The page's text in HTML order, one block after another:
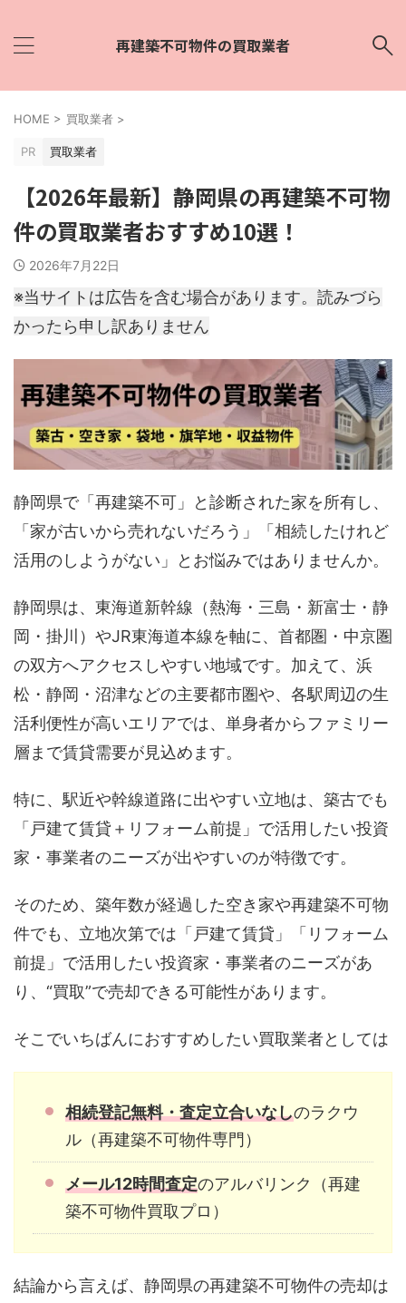
再建築不可物件の買取業者
HOME > 買取業者 >
PR 買取業者
【2026年最新】静岡県の再建築不可物
件の買取業者おすすめ10選！
2026年7月22日
※当サイトは広告を含む場合があります。読みづら
かったら申し訳ありません
静岡県で「再建築不可」と診断された家を所有し、
「家が古いから売れないだろう」「相続したけれど
活用のしようがない」とお悩みではありませんか。
静岡県は、東海道新幹線（熱海・三島・新富士・静
岡・掛川）やJR東海道本線を軸に、首都圏・中京圏
の双方へアクセスしやすい地域です。加えて、浜
松・静岡・沼津などの主要都市圏や、各駅周辺の生
活利便性が高いエリアでは、単身者からファミリー
層まで賃貸需要が見込めます。
特に、駅近や幹線道路に出やすい立地は、築古でも
「戸建て賃貸＋リフォーム前提」で活用したい投資
家・事業者のニーズが出やすいのが特徴です。
そのため、築年数が経過した空き家や再建築不可物
件でも、立地次第では「戸建て賃貸」「リフォーム
前提」で活用したい投資家・事業者のニーズがあ
り、“買取”で売却できる可能性があります。
そこでいちばんにおすすめしたい買取業者としては
相続登記無料・査定立合いなしのラクウ
ル（再建築不可物件専門）
メール12時間査定のアルバリンク（再建
築不可物件買取プロ）
結論から言えば、静岡県の再建築不可物件の売却は